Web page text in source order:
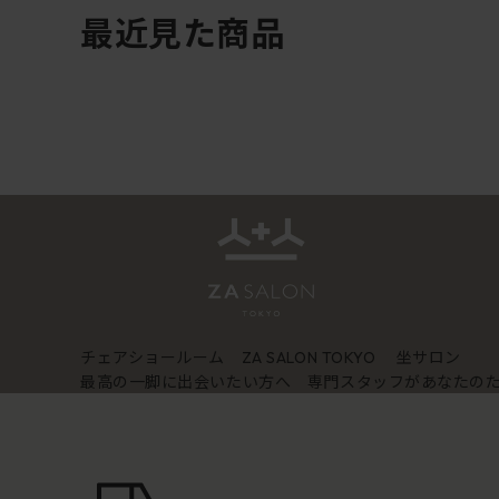
最近見た商品
チェアショールーム ZA SALON TOKYO
坐サロン
最高の一脚に出会いたい方へ 専門スタッフがあなたの